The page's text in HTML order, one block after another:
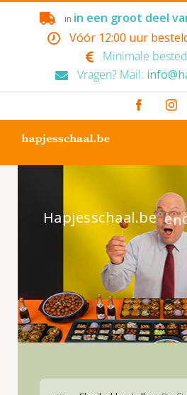
in in een groot deel
Vóór 12:00 uur
Minimale
Vragen? Mail:
Facebook
Hapjesschaal.be en